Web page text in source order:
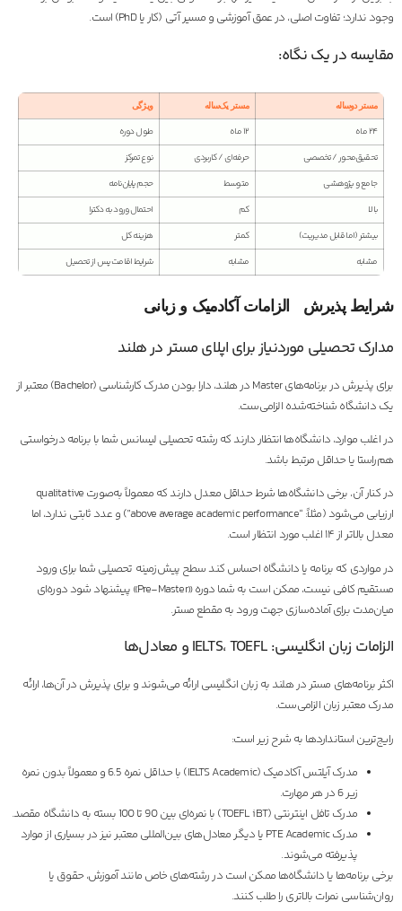
وجود ندارد؛ تفاوت اصلی، در عمق آموزشی و مسیر آتی (کار یا PhD) است.
مقایسه در یک نگاه:
مستر دو‌ساله مستر یک‌ساله ویژگی
۲۴ ماه ۱۲ ماه
طول دوره
تحقیق‌محور / تخصصی
حرفه‌ای / کاربردی
نوع تمرکز
جامع و پژوهشی
متوسط
حجم پایان‌نامه
بالا
کم
احتمال ورود به دکترا
بیشتر (اما قابل مدیریت)
کمتر
هزینه کل
مشابه
مشابه شرایط اقامت پس از تحصیل
شرایط پذیرش الزامات آکادمیک و زبانی
مدارک تحصیلی موردنیاز برای اپلای مستر در هلند
برای پذیرش در برنامه‌های Master در هلند، دارا بودن مدرک کارشناسی (Bachelor) معتبر از
یک دانشگاه شناخته‌شده الزامی‌ست.
در اغلب موارد، دانشگاه‌ها انتظار دارند که رشته تحصیلی لیسانس شما با برنامه درخواستی
هم‌راستا یا حداقل مرتبط باشد.
در کنار آن، برخی دانشگاه‌ها شرط حداقل معدل دارند که معمولاً به‌صورت qualitative
ارزیابی می‌شود (مثلاً: “above average academic performance”) و عدد ثابتی ندارد، اما
معدل بالاتر از ۱۴ اغلب مورد انتظار است.
در مواردی که برنامه یا دانشگاه احساس کند سطح پیش‌زمینه تحصیلی شما برای ورود
مستقیم کافی نیست، ممکن است به شما دوره «Pre-Master» پیشنهاد شود دوره‌ای
میان‌مدت برای آماده‌سازی جهت ورود به مقطع مستر.
الزامات زبان انگلیسی: IELTS، TOEFL و معادل‌ها
اکثر برنامه‌های مستر در هلند به زبان انگلیسی ارائه می‌شوند و برای پذیرش در آن‌ها، ارائه
مدرک معتبر زبان الزامی‌ست.
رایج‌ترین استانداردها به شرح زیر است:
مدرک آیلتس آکادمیک (IELTS Academic) با حداقل نمره 6.5 و معمولاً بدون نمره
زیر 6 در هر مهارت.
مدرک تافل اینترنتی (TOEFL iBT) با نمره‌ای بین 90 تا 100 بسته به دانشگاه مقصد.
مدرک PTE Academic یا دیگر معادل‌های بین‌المللی معتبر نیز در بسیاری از موارد
پذیرفته می‌شوند.
برخی برنامه‌ها یا دانشگاه‌ها ممکن است در رشته‌های خاص مانند آموزش، حقوق یا
روان‌شناسی نمرات بالاتری را طلب کنند.